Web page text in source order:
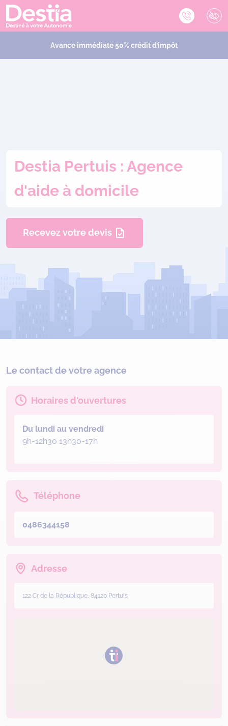
Avance immédiate 50% crédit d’impôt
Destia Pertuis : Agence
d'aide à domicile
Recevez votre devis
Le contact de votre agence
Horaires d'ouvertures
Du lundi au vendredi
9h-12h30 13h30-17h
Téléphone
0486344158
Adresse
122 Cr de la République, 84120 Pertuis